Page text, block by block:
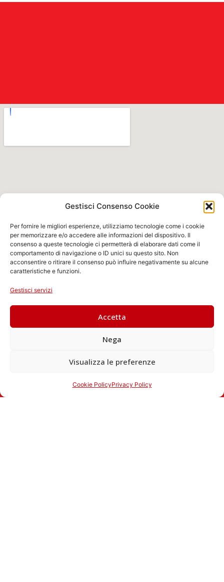
Gestisci Consenso Cookie
Per fornire le migliori esperienze, utilizziamo tecnologie come i cookie
per memorizzare e/o accedere alle informazioni del dispositivo. Il
consenso a queste tecnologie ci permetterà di elaborare dati come il
comportamento di navigazione o ID unici su questo sito. Non
acconsentire o ritirare il consenso può influire negativamente su alcune
caratteristiche e funzioni.
Gestisci servizi
Accetta
Nega
Visualizza le preferenze
Cookie PolicyPrivacy Policy